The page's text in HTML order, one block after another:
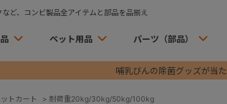
ど、コンビ製品全アイテムと部品を品揃え
ペット用品 パーツ（部品）
哺乳びんの除菌グッズが当
トカート > 耐荷重20kg/30kg/50kg/100kg